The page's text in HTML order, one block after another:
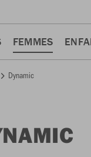
FEMMES
Dynamic